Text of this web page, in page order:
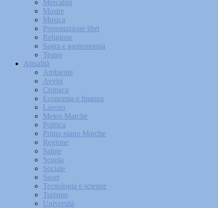
Mercatini
Mostre
Musica
Presentazione libri
Religione
Sagra e gastronomia
Teatro
Attualità
Ambiente
Avvisi
Cronaca
Economia e finanza
Lavoro
Meteo Marche
Politica
Primo piano Marche
Regione
Salute
Scuola
Sociale
Sport
Tecnologia e scienze
Turismo
Università